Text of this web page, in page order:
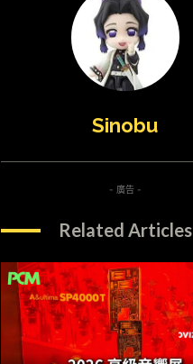
Sinobu
- 廣告 -
Related Articles